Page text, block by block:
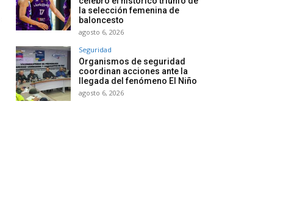
la selección femenina de
baloncesto
agosto 6, 2026
Seguridad
Organismos de seguridad
coordinan acciones ante la
llegada del fenómeno El Niño
agosto 6, 2026